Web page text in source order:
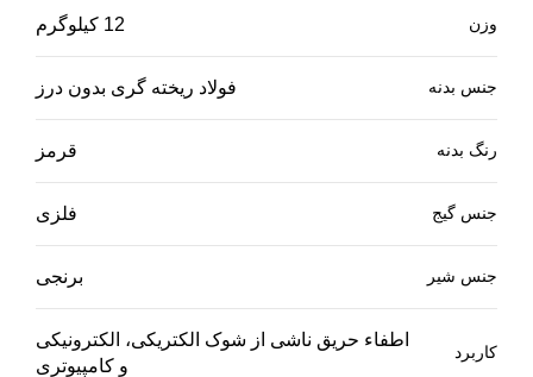
وزن 12 کیلوگرم
جنس بدنه فولاد ریخته گری بدون درز
رنگ بدنه قرمز
جنس گیج فلزی
جنس شیر برنجی
کاربرد
اطفاء حریق ناشی از شوک الکتریکی، الکترونیکی
و کامپیوتری